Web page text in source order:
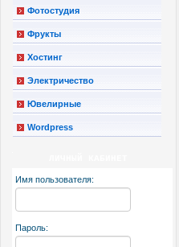
Фотостудия
Фрукты
Хостинг
Электричество
Ювелирные
Wordpress
Имя пользователя:
Пароль: